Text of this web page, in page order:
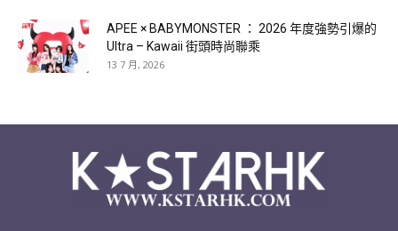
APEE × BABYMONSTER ： 2026 年度強勢引爆的
Ultra – Kawaii 街頭時尚聯乘
13 7 月, 2026